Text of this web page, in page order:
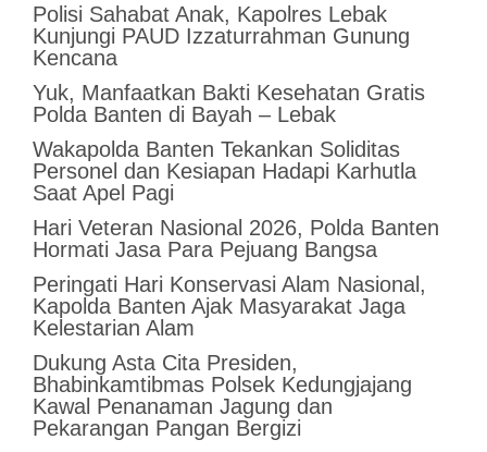
Polisi Sahabat Anak, Kapolres Lebak
Kunjungi PAUD Izzaturrahman Gunung
Kencana
Yuk, Manfaatkan Bakti Kesehatan Gratis
Polda Banten di Bayah – Lebak
Wakapolda Banten Tekankan Soliditas
Personel dan Kesiapan Hadapi Karhutla
Saat Apel Pagi
Hari Veteran Nasional 2026, Polda Banten
Hormati Jasa Para Pejuang Bangsa
Peringati Hari Konservasi Alam Nasional,
Kapolda Banten Ajak Masyarakat Jaga
Kelestarian Alam
Dukung Asta Cita Presiden,
Bhabinkamtibmas Polsek Kedungjajang
Kawal Penanaman Jagung dan
Pekarangan Pangan Bergizi